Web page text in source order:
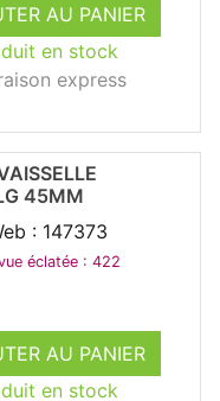
AU PANIER
en stock
express
AU PANIER
en stock
45MM
: 147373
éclatée : 422